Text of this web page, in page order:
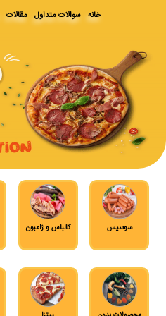
خانه سوالات متداول مقالات
سوسیس کالباس و ژامبون